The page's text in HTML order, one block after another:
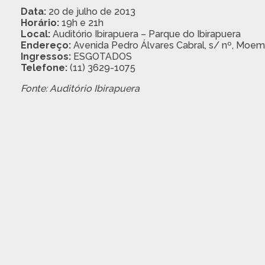
Data:20 de julho de 2013
Horário:19h e 21h
Local:Auditório Ibirapuera – Parque do Ibirapuera
Endereço:Avenida Pedro Álvares Cabral, s/ nº,
Ingressos:ESGOTADOS
Telefone:(11) 3629-1075
Fonte: Auditório Ibirapuera